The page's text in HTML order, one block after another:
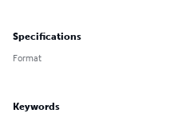
Specifications
Format
Keywords